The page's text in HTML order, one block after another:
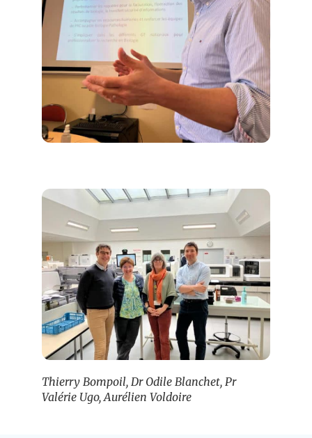
Thierry Bompoil, Dr Odile Blanchet, Pr
Valérie Ugo, Aurélien Voldoire